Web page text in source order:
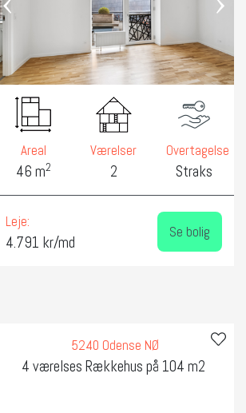
Areal
46 m2
Værelser
2
Overtagelse
Straks
Leje:
4.791 kr/md
Se bolig
5240 Odense NØ
4 værelses Rækkehus på 104 m2